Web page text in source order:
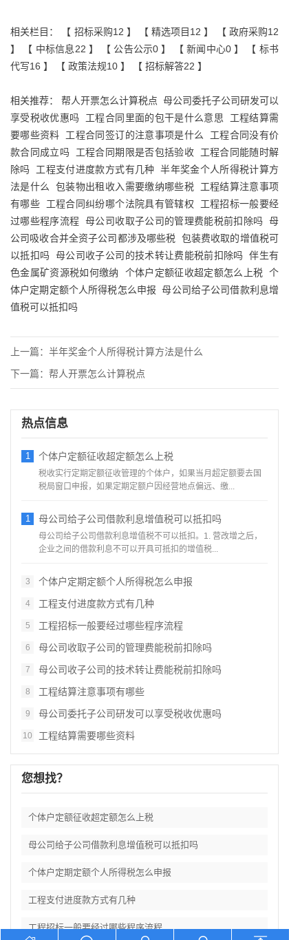
相关栏目： 【 招标采购12 】 【 精选项目12】 【政府采购12
】 【 中标信息22 】 【 公告公示0】 【新闻中心0】 【 标书
代写16 】 【 政策法规10 】 【 招标解答22 】
相关推荐： 帮人开票怎么计算税点 母公司委托子公司研发可以
享受税收优惠吗
工程合同里面的包干是什么意思
工程结算需
要哪些资料
工程合同签订的注意事项是什么
工程合同没有价
款合同成立吗
工程合同期限是否包括验收
工程合同能随时解
除吗
工程支付进度款方式有几种 半年奖金个人所得税计算方
法是什么
包装物出租收入需要缴纳哪些税
工程结算注意事项
有哪些
工程合同纠纷哪个法院具有管辖权
工程招标一般要经
过哪些程序流程 母公司收取子公司的管理费能税前扣除吗
母
公司吸收合并全资子公司都涉及哪些税
包装费收取的增值税可
以抵扣吗
母公司收子公司的技术转让费能税前扣除吗
伴生有
色金属矿资源税如何缴纳
个体户定额征收超定额怎么上税
个
体户定期定额个人所得税怎么申报 母公司给子公司借款利息增
值税可以抵扣吗
上一篇： 半年奖金个人所得税计算方法是什么
下一篇： 帮人开票怎么计算税点
热点信息
1 个体户定额征收超定额怎么上税
税收实行定期定额征收管理的个体户，如果当月超定额要去国
税局窗口申报，如果定期定额户因经营地点偏远、缴...
1 母公司给子公司借款利息增值税可以抵扣吗
母公司给子公司借款利息增值税不可以抵扣。1. 营改增之后，
企业之间的借款利息不可以开具可抵扣的增值税...
3 个体户定期定额个人所得税怎么申报
4 工程支付进度款方式有几种
5 工程招标一般要经过哪些程序流程
6 母公司收取子公司的管理费能税前扣除吗
7 母公司收子公司的技术转让费能税前扣除吗
8 工程结算注意事项有哪些
9 母公司委托子公司研发可以享受税收优惠吗
10 工程结算需要哪些资料
您想找？
个体户定额征收超定额怎么上税
母公司给子公司借款利息增值税可以抵扣吗
个体户定期定额个人所得税怎么申报
工程支付进度款方式有几种
工程招标一般要经过哪些程序流程